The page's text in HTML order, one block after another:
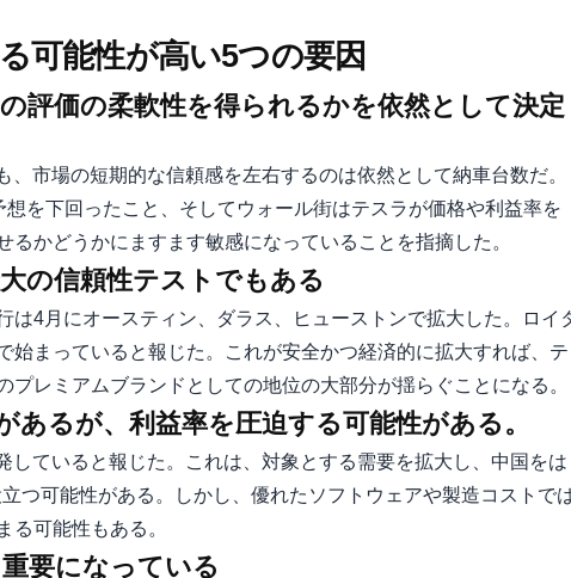
可能性が高い5つの要因
評価の柔軟性を得られるかを依然として決定
市場の短期的な信頼感を左右するのは依然として納車台数だ。
を下回ったこと、そしてウォール街はテスラが価格や利益率を
かどうかにますます敏感になっていることを指摘した。
の信頼性テストでもある
4月にオースティン、ダラス、ヒューストンで拡大した。ロイ
まっていると報じた。これが安全かつ経済的に拡大すれば、テ
レミアムブランドとしての地位の大部分が揺らぐことになる。
るが、利益率を圧迫する可能性がある。
ていると報じた。これは、対象とする需要を拡大し、中国をは
つ可能性がある。しかし、優れたソフトウェアや製造コストで
可能性もある。
要になっている